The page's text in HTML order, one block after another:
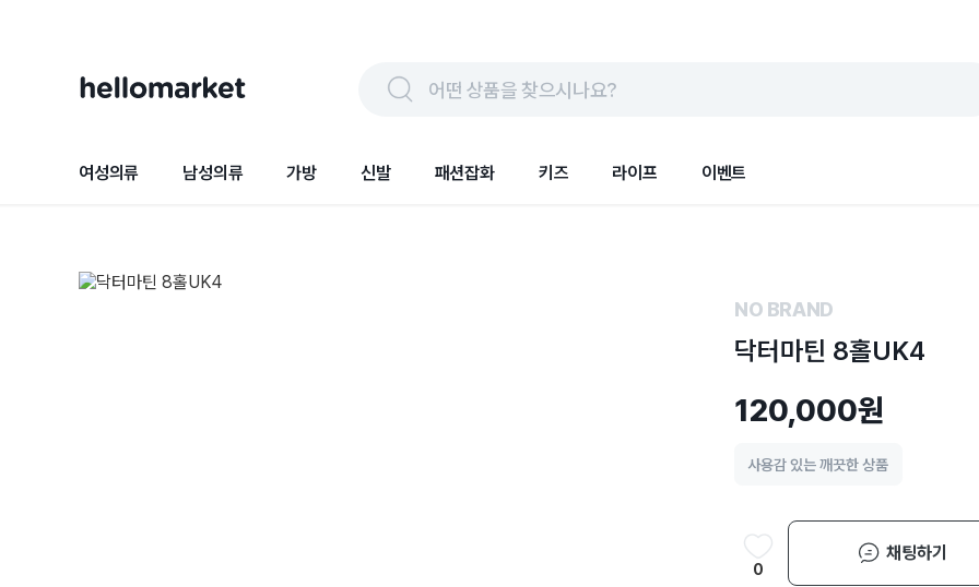
어떤 상품을 찾으시나요?
여성의류 남성의류 가방 신발 패션잡화 키즈 라이프 이벤트
NO BRAND
닥터마틴 8홀UK4
120,000원
사용감 있는 깨끗한 상품
0
채팅하기